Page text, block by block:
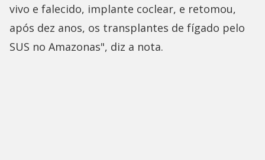
vivo e falecido, implante coclear, e retomou,
após dez anos, os transplantes de fígado pelo
SUS no Amazonas", diz a nota.